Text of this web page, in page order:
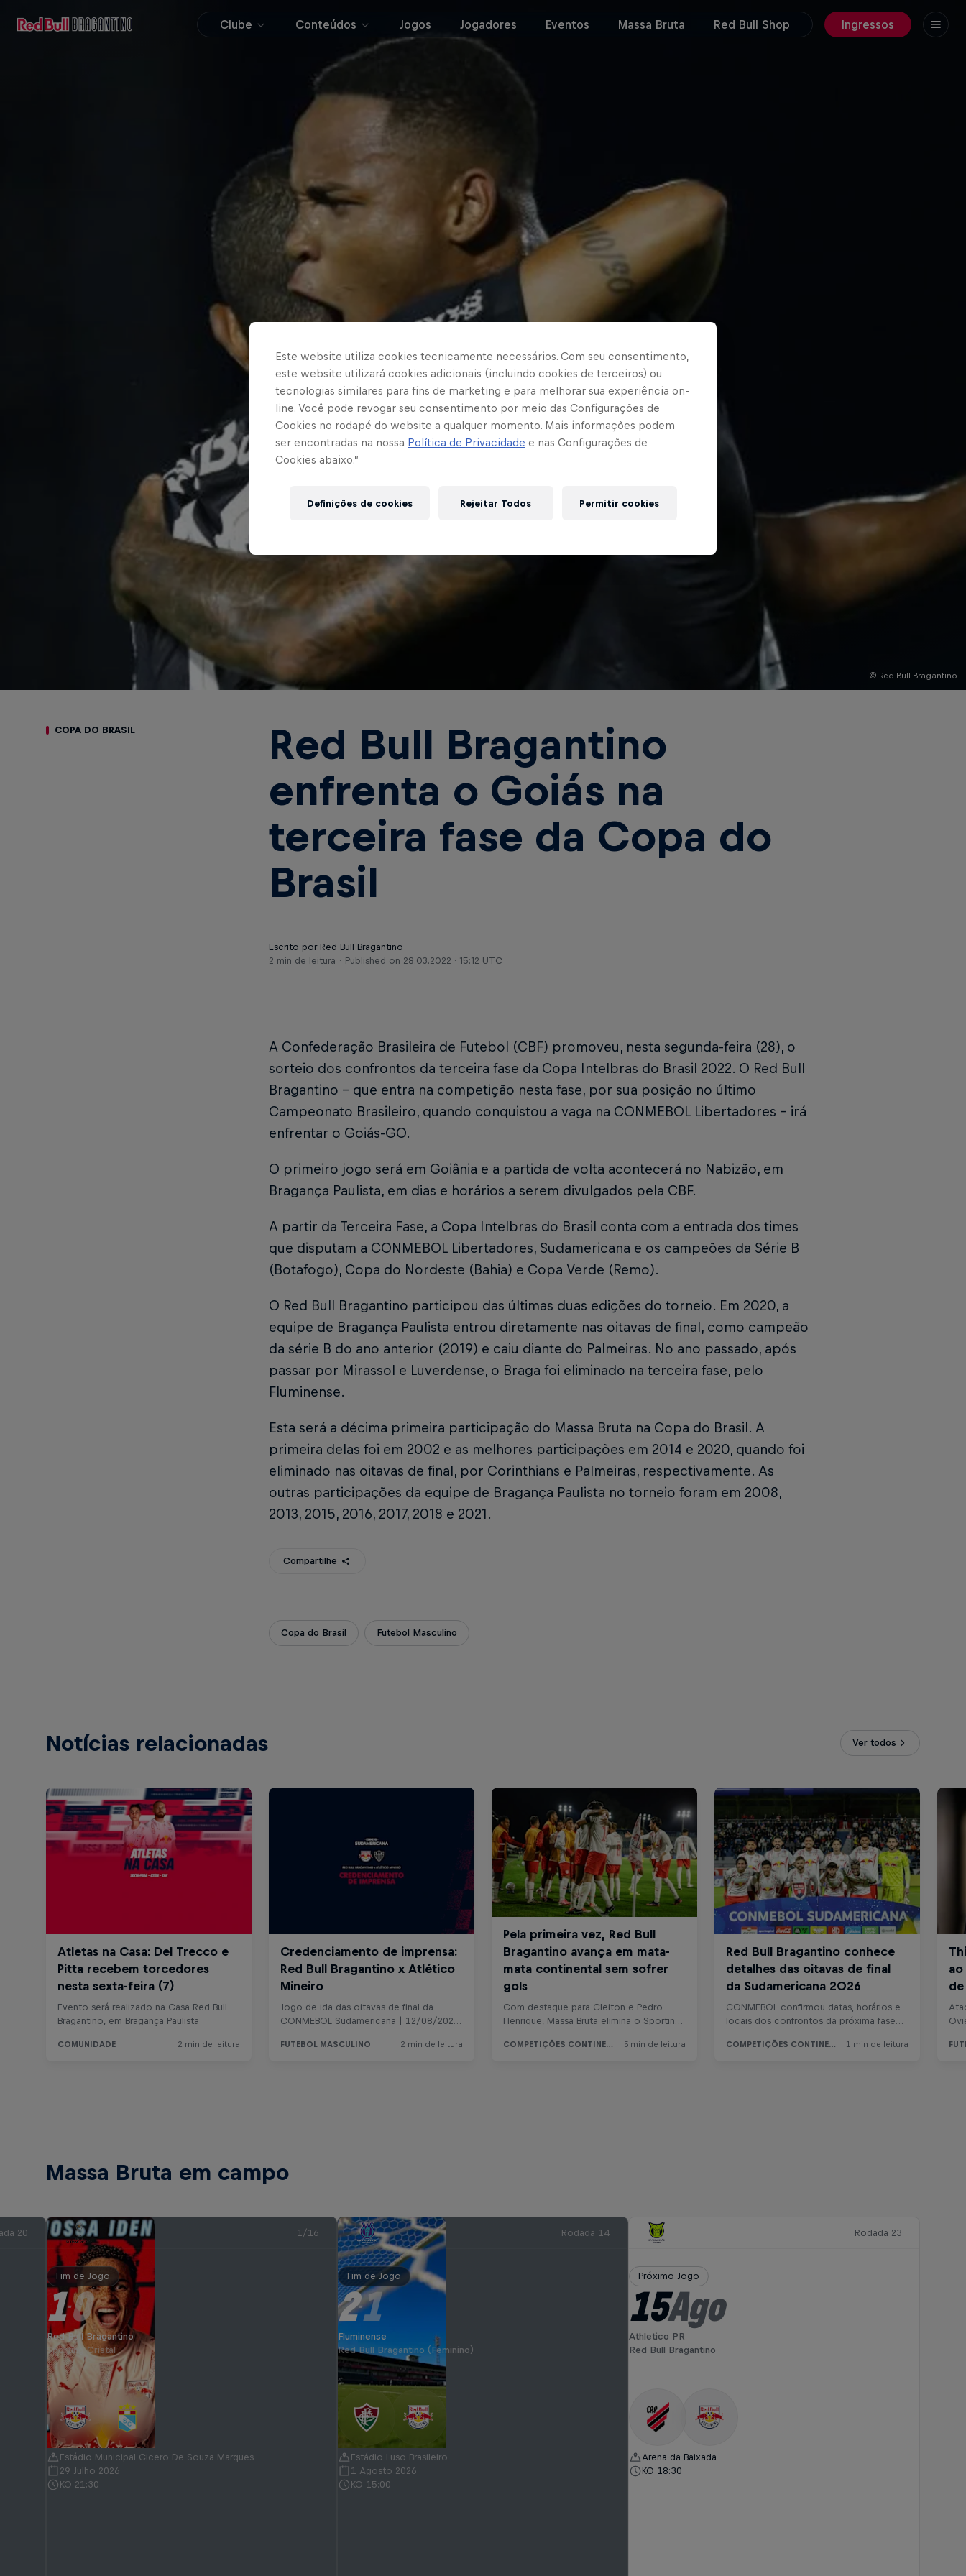
Clube Conteúdos Jogos Jogadores Eventos Massa Bruta Red Bull Shop Ingressos
© Red Bull Bragantino
COPA DO BRASIL
Red Bull Bragantino
enfrenta o Goiás na
terceira fase da Copa do
Brasil
Escrito por Red Bull Bragantino
2 min de leitura
Published on 28.03.2022 · 15:12 UTC
A Confederação Brasileira de Futebol (CBF) promoveu, nesta segunda-feira (28), o
sorteio dos confrontos da terceira fase da Copa Intelbras do Brasil 2022. O Red Bull
Bragantino - que entra na competição nesta fase, por sua posição no último
Campeonato Brasileiro, quando conquistou a vaga na CONMEBOL Libertadores - irá
enfrentar o Goiás-GO.
O primeiro jogo será em Goiânia e a partida de volta acontecerá no Nabizão, em
Bragança Paulista, em dias e horários a serem divulgados pela CBF.
A partir da Terceira Fase, a Copa Intelbras do Brasil conta com a entrada dos times
que disputam a CONMEBOL Libertadores, Sudamericana e os campeões da Série B
(Botafogo), Copa do Nordeste (Bahia) e Copa Verde (Remo).
O Red Bull Bragantino participou das últimas duas edições do torneio. Em 2020, a
equipe de Bragança Paulista entrou diretamente nas oitavas de final, como campeão
da série B do ano anterior (2019) e caiu diante do Palmeiras. No ano passado, após
passar por Mirassol e Luverdense, o Braga foi eliminado na terceira fase, pelo
Fluminense.
Esta será a décima primeira participação do Massa Bruta na Copa do Brasil. A
primeira delas foi em 2002 e as melhores participações em 2014 e 2020, quando foi
eliminado nas oitavas de final, por Corinthians e Palmeiras, respectivamente. As
outras participações da equipe de Bragança Paulista no torneio foram em 2008,
2013, 2015, 2016, 2017, 2018 e 2021.
Compartilhe
Copa do Brasil Futebol Masculino
Notícias relacionadas Ver todos
Massa Bruta em campo
20 1/16
Fim de Jogo
1-0
Red Bull Bragantino
Sporting Cristal
Estádio Municipal Cicero De Souza Marques
29 Julho 2026
KO 21:30
Rodada 14
Fim de Jogo
2-1
Fluminense
Red Bull Bragantino (Feminino)
Estádio Luso Brasileiro
1 Agosto 2026
KO 15:00
Rodada 23
Próximo Jogo
15Ago
Athletico PR
Red Bull Bragantino
Arena da Baixada
KO 18:30
Este website utiliza cookies tecnicamente necessários. Com seu consentimento,
este website utilizará cookies adicionais (incluindo cookies de terceiros) ou
tecnologias similares para fins de marketing e para melhorar sua experiência on-
line. Você pode revogar seu consentimento por meio das Configurações de
Cookies no rodapé do website a qualquer momento. Mais informações podem
ser encontradas na nossa Política de Privacidade e nas Configurações de
Cookies abaixo.”
Definições de cookies Rejeitar Todos Permitir cookies